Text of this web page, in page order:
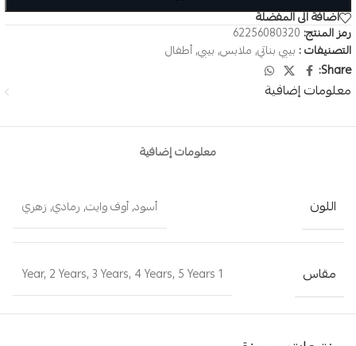
اضافة الى المفضلة
رمز المنتج: 62256080320
التصنيفات : بيبي بناتي, ملابس, بيبي,أطفال
Share:
معلومات إضافية
معلومات إضافية
اللون أسود,أوف وايت, رمادي, زهري
مقاس 1 Year
, 2 Years, 3 Years, 4 Years, 5 Years